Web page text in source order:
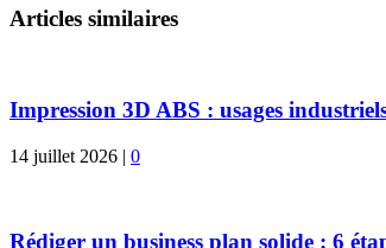
Articles similaires
Impression 3D ABS : usages
14 juillet 2026 | 0
Rédiger un business plan solide : 6